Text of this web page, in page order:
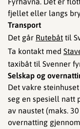
fjellet eller langs
Transport
Det går Rutebåt til
Ta kontakt med
taxibåt til Svenner
Selskap og
Det vakre
seg en spesiell natt
av naustet (maks.
overnatting